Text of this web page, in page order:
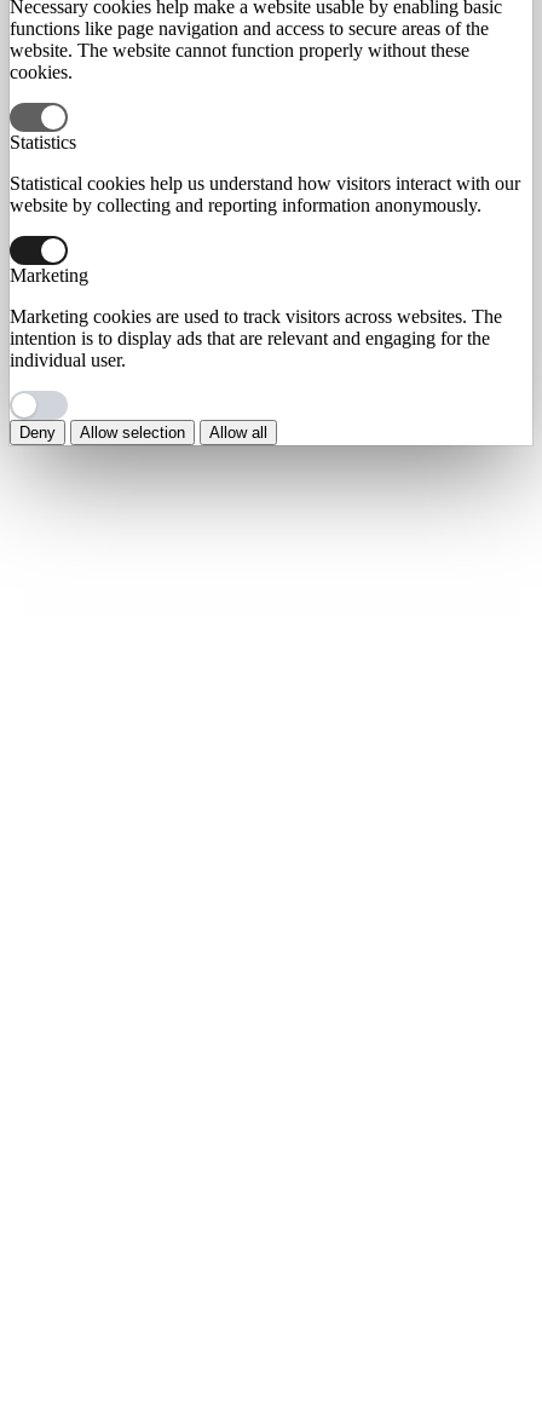
Necessary cookies help make a website usable by enabling basic
functions like page navigation and access to secure areas of the
website. The website cannot function properly without these
cookies.
Statistics
Statistical cookies help us understand how visitors interact with our
website by collecting and reporting information anonymously.
Marketing
Marketing cookies are used to track visitors across websites. The
intention is to display ads that are relevant and engaging for the
individual user.
Deny Allow selection Allow all